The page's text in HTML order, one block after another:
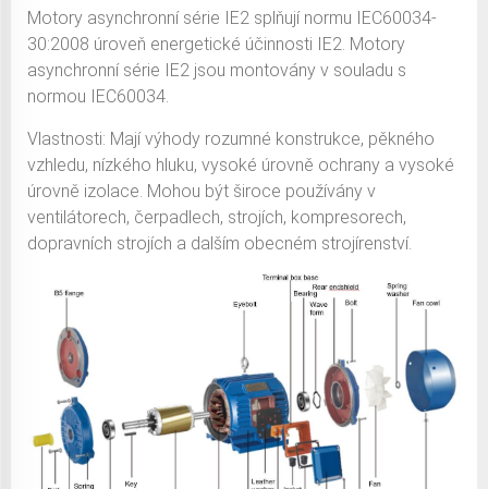
Motory asynchronní série IE2 splňují normu IEC60034-
30:2008 úroveň energetické účinnosti IE2. Motory
asynchronní série IE2 jsou montovány v souladu s
normou IEC60034.
Vlastnosti: Mají výhody rozumné konstrukce, pěkného
vzhledu, nízkého hluku, vysoké úrovně ochrany a vysoké
úrovně izolace. Mohou být široce používány v
ventilátorech, čerpadlech, strojích, kompresorech,
dopravních strojích a dalším obecném strojírenství.